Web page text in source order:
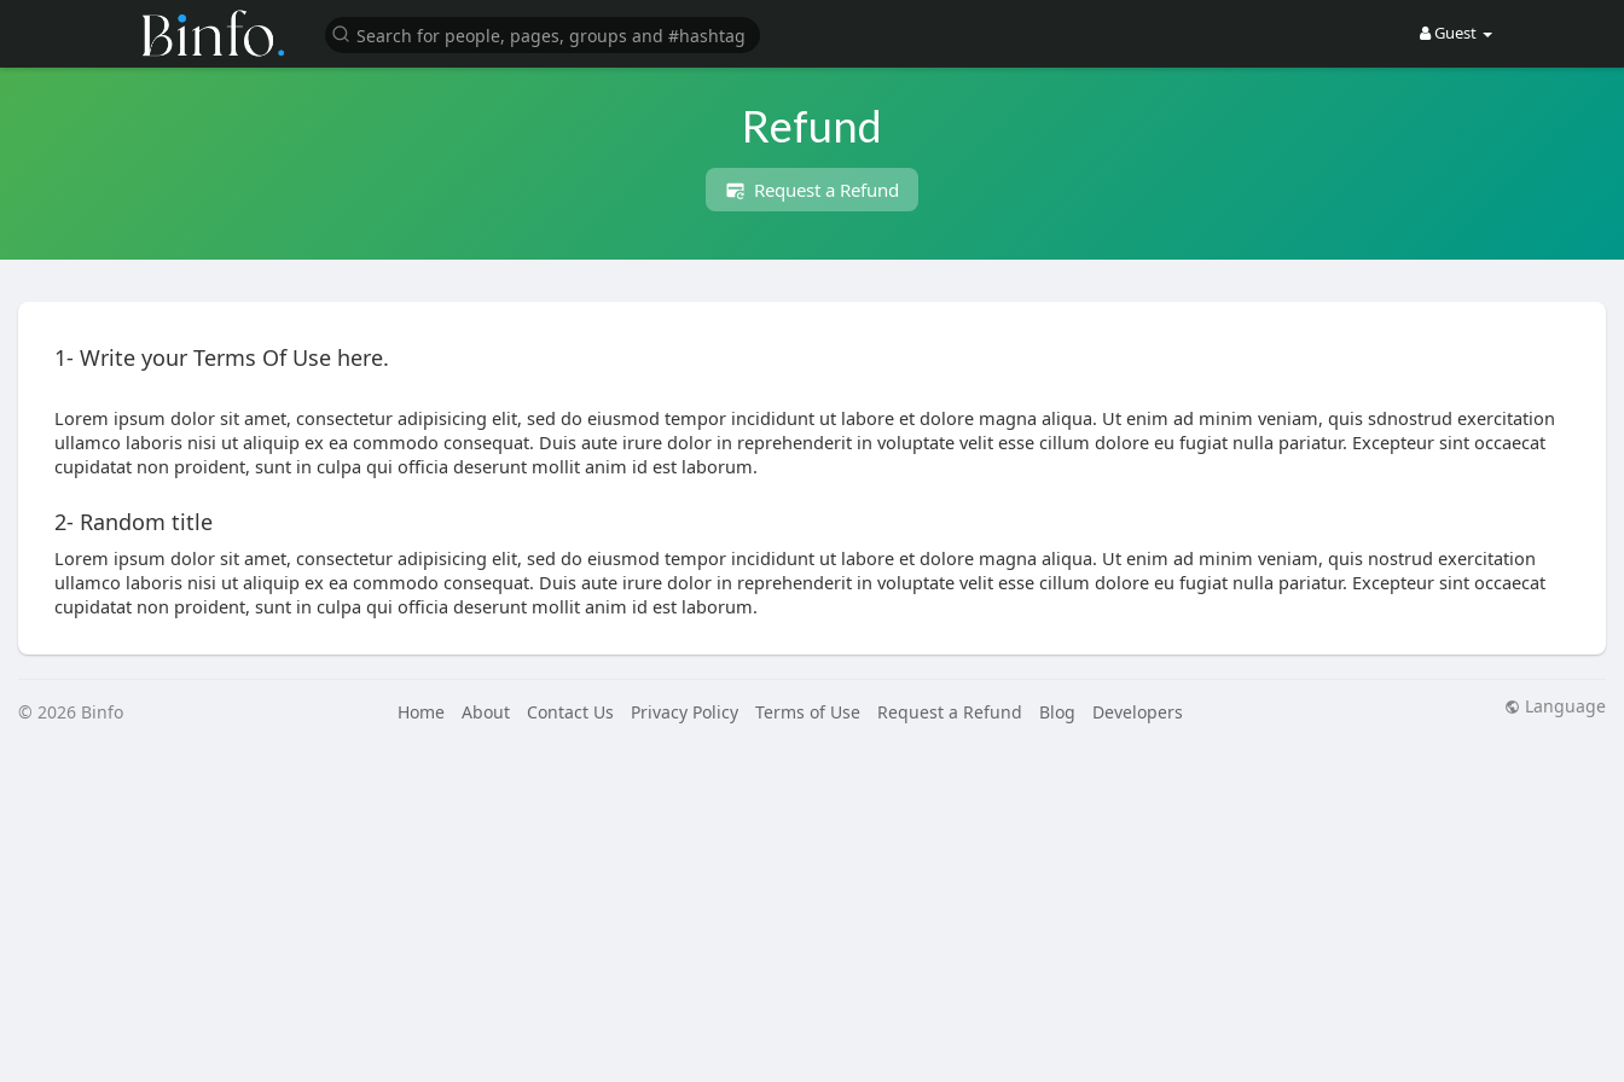
Guest
Refund
Request a Refund
1- Write your Terms Of Use here.
Lorem ipsum dolor sit amet, consectetur adipisicing elit, sed do eiusmod tempor incididunt ut labore et dolore magna aliqua. Ut enim ad minim veniam, quis sdnostrud exercitation
ullamco laboris nisi ut aliquip ex ea commodo consequat. Duis aute irure dolor in reprehenderit in voluptate velit esse cillum dolore eu fugiat nulla pariatur. Excepteur sint occaecat
cupidatat non proident, sunt in culpa qui officia deserunt mollit anim id est laborum.
2- Random title
Lorem ipsum dolor sit amet, consectetur adipisicing elit, sed do eiusmod tempor incididunt ut labore et dolore magna aliqua. Ut enim ad minim veniam, quis nostrud exercitation
ullamco laboris nisi ut aliquip ex ea commodo consequat. Duis aute irure dolor in reprehenderit in voluptate velit esse cillum dolore eu fugiat nulla pariatur. Excepteur sint occaecat
cupidatat non proident, sunt in culpa qui officia deserunt mollit anim id est laborum.
© 2026 Binfo Home About Contact Us Privacy Policy Terms of Use Request a Refund Blog Developers Language